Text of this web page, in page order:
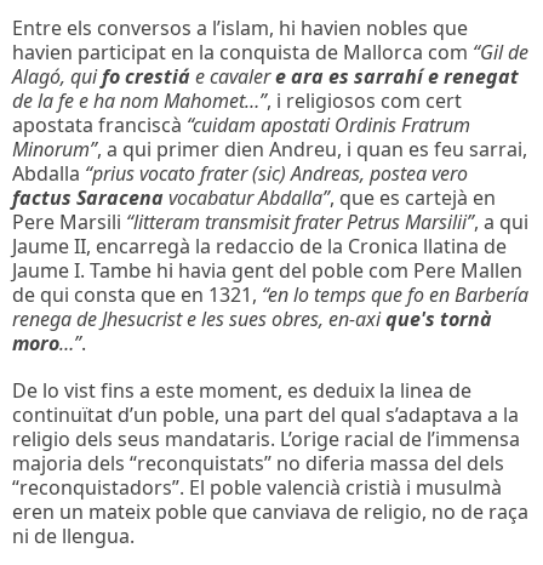
Entre els conversos a l’islam, hi havien nobles que
havien participat en la conquista de Mallorca com “Gil de
Alagó, quifo crestiáe cavalere ara es sarrahí e renegat
de la fe e ha nom Mahomet…”, i religiosos com cert
apostata franciscà “cuidam apostati Ordinis Fratrum
Minorum”, a qui primer dien Andreu, i quan es feu sarrai,
Abdalla “prius vocato frater (sic) Andreas, postea vero
factus Saracenavocabatur Abdalla”, que es cartejà en
Pere Marsili “litteram transmisit frater Petrus Marsilii”, a qui
Jaume II, encarregà la redaccio de la Cronica llatina de
Jaume I. Tambe hi havia gent del poble com Pere Mallen
de qui consta que en 1321, “en lo temps que fo en Barbería
renega de Jhesucrist e les sues obres, en-axique's tornà
moro…”.
De lo vist fins a este moment, es deduix la linea de
continuïtat d’un poble, una part del qual s’adaptava a la
religio dels seus mandataris. L’orige racial de l’immensa
majoria dels “reconquistats” no diferia massa del dels
“reconquistadors”. El poble valencià cristià i musulmà
eren un mateix poble que canviava de religio, no de raça
ni de llengua.